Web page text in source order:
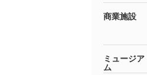
商業施設
ミュージア
ム